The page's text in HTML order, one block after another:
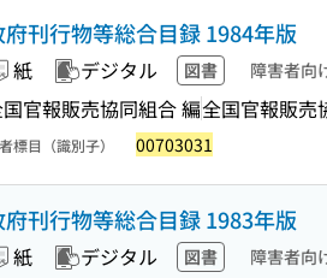
府刊行物等総合目録 1984年版
紙 デジタル 図書 障害者向
官報販売協同組合 編全国官報販売
標目（識別子） 00703031
府刊行物等総合目録 1983年版
紙 デジタル 図書 障害者向